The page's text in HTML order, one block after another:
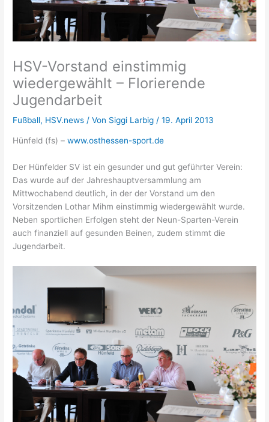
HSV-Vorstand einstimmig
wiedergewählt – Florierende
Jugendarbeit
Fußball, HSV.news / Von Siggi Larbig /19. April 2013
Hünfeld (fs) –www.osthessen-sport.de
Der Hünfelder SV ist ein gesunder und gut geführter Verein:
Das wurde auf der Jahreshauptversammlung am
Mittwochabend deutlich, in der der Vorstand um den
Vorsitzenden Lothar Mihm einstimmig wiedergewählt wurde.
Neben sportlichen Erfolgen steht der Neun-Sparten-Verein
auch finanziell auf gesunden Beinen, zudem stimmt die
Jugendarbeit.